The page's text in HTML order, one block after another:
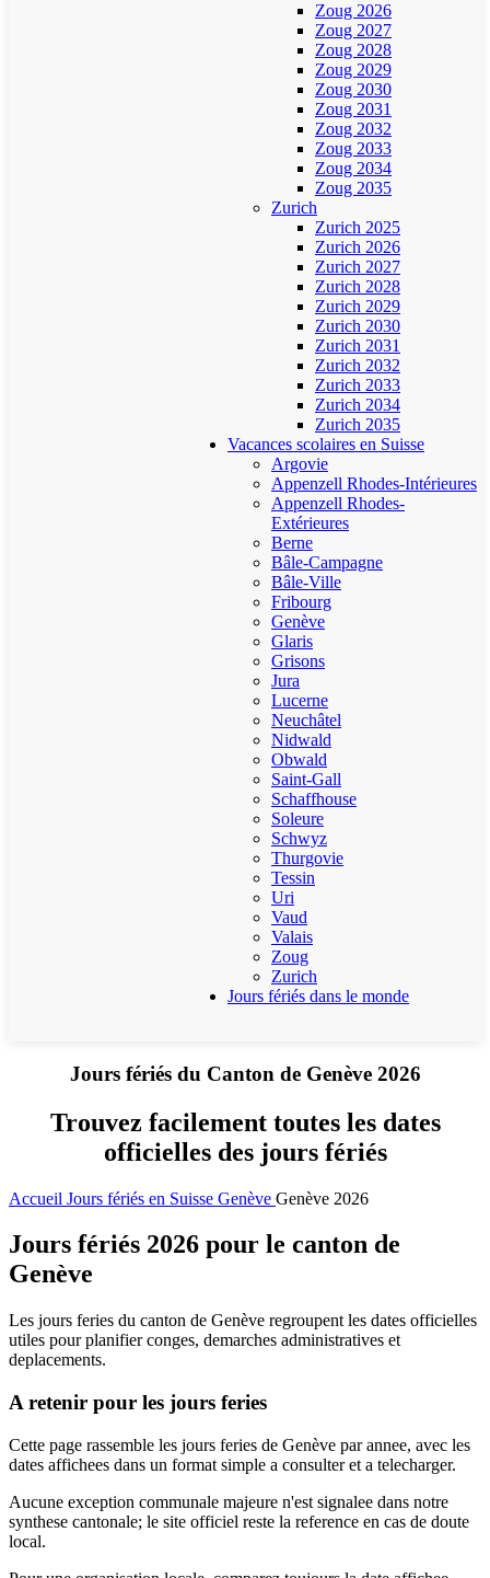
Zoug 2026
Zoug 2027
Zoug 2028
Zoug 2029
Zoug 2030
Zoug 2031
Zoug 2032
Zoug 2033
Zoug 2034
Zoug 2035
Zurich
Zurich 2025
Zurich 2026
Zurich 2027
Zurich 2028
Zurich 2029
Zurich 2030
Zurich 2031
Zurich 2032
Zurich 2033
Zurich 2034
Zurich 2035
Vacances scolaires en Suisse
Argovie
Appenzell Rhodes-Intérieures
Appenzell Rhodes-
Extérieures
Berne
Bâle-Campagne
Bâle-Ville
Fribourg
Genève
Glaris
Grisons
Jura
Lucerne
Neuchâtel
Nidwald
Obwald
Saint-Gall
Schaffhouse
Soleure
Schwyz
Thurgovie
Tessin
Uri
Vaud
Valais
Zoug
Zurich
Jours fériés dans le monde
Jours fériés du Canton de Genève 2026
Trouvez facilement toutes les dates
officielles des jours fériés
Accueil Jours fériés en Suisse Genève Genève 2026
Jours fériés 2026 pour le canton de
Genève
Les jours feries du canton de Genève regroupent les dates officielles
utiles pour planifier conges, demarches administratives et
deplacements.
A retenir pour les jours feries
Cette page rassemble les jours feries de Genève par annee, avec les
dates affichees dans un format simple a consulter et a telecharger.
Aucune exception communale majeure n'est signalee dans notre
synthese cantonale; le site officiel reste la reference en cas de doute
local.